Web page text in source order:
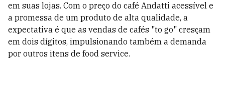
em suas lojas. Com o preço do café Andatti acessível e
a promessa de um produto de alta qualidade, a
expectativa é que as vendas de cafés "to go" cresçam
em dois dígitos, impulsionando também a demanda
por outros itens de food service.